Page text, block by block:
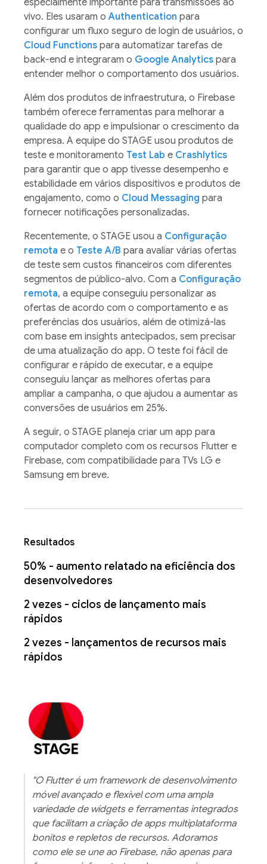
especialmente importante para transmissões ao
vivo. Eles usaram o Authentication para
configurar um fluxo seguro de login de usuários, o
Cloud Functions para automatizar tarefas de
back-end e integraram o Google Analytics para
entender melhor o comportamento dos usuários.
Além dos produtos de infraestrutura, o Firebase
também oferece ferramentas para melhorar a
qualidade do app e impulsionar o crescimento da
empresa. A equipe do STAGE usou produtos de
teste e monitoramento Test Lab e Crashlytics
para garantir que o app tivesse desempenho e
estabilidade em vários dispositivos e produtos de
engajamento, como o Cloud Messaging para
fornecer notificações personalizadas.
Recentemente, o STAGE usou a Configuração
remota e o Teste A/B para avaliar várias ofertas
de teste sem custos financeiros com diferentes
segmentos de público-alvo. Com a Configuração
remota, a equipe conseguiu personalizar as
ofertas de acordo com o comportamento e as
preferências dos usuários, além de otimizá-las
com base em insights antecipados, sem precisar
de uma atualização do app. O teste foi fácil de
configurar e rápido de executar, e a equipe
conseguiu lançar as melhores ofertas para
ampliar a campanha, o que ajudou a aumentar as
conversões de usuários em 25%.
A seguir, o STAGE planeja criar um app para
computador completo com os recursos Flutter e
Firebase, com compatibilidade para TVs LG e
Samsung em breve.
Resultados
50% - aumento relatado na eficiência dos
desenvolvedores
2 vezes - ciclos de lançamento mais
rápidos
2 vezes - lançamentos de recursos mais
rápidos
"O Flutter é um framework de desenvolvimento
móvel avançado e flexível com uma ampla
variedade de widgets e ferramentas integrados
que facilitam a criação de apps multiplataforma
bonitos e repletos de recursos. Adoramos
como ele se une ao Firebase, não apenas para